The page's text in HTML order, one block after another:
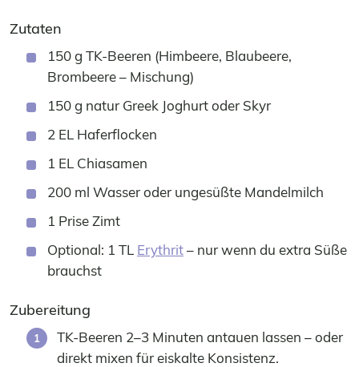
Zutaten
150 g TK-Beeren (Himbeere, Blaubeere,
Brombeere – Mischung)
150 g natur Greek Joghurt oder Skyr
2 EL Haferflocken
1 EL Chiasamen
200 ml Wasser oder ungesüßte Mandelmilch
1 Prise Zimt
Optional: 1 TL Erythrit– nur wenn du extra Süße
brauchst
Zubereitung
TK-Beeren 2–3 Minuten antauen lassen – oder
direkt mixen für eiskalte Konsistenz.